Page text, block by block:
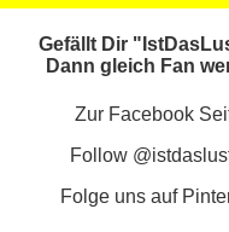
Gefällt Dir
Dann gleich Fan
Zur Facebook
Follow
Folge uns auf